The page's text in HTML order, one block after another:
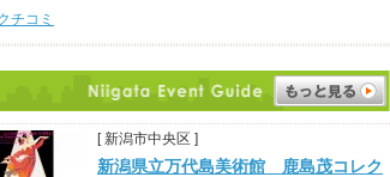
チコミ
[ 新潟市中央区 ]
新潟県立万代島美術館 鹿島茂コレク